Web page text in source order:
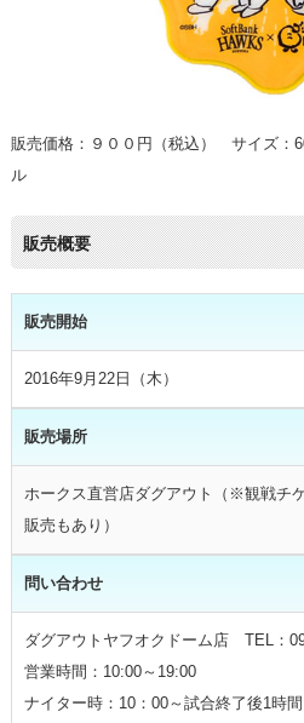
販売価格：９００円（税込） サイズ
ル
販売概要
販売開始
2016年9月22日（木）
販売場所
ホークス直営店ダグアウト（※観戦チ
販売もあり）
問い合わせ
ダグアウトヤフオクドーム店 TEL：
営業時間：10:00～19:00
ナイター時：10：00～試合終了後1時